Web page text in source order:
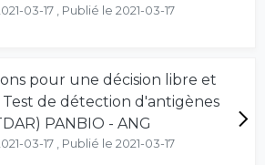
03-17 , Publié le 2021-03-17
pour une décision libre et
Test de détection d'antigènes
PANBIO - ANG
03-17 , Publié le 2021-03-17